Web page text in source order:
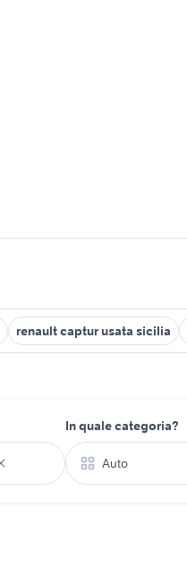
renault captur usata sicilia
In quale categoria?
Auto